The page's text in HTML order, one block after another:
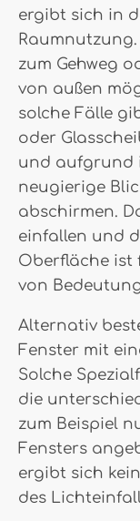
ergibt sich in
zum Gehweg
von außen
solche Fälle
oder
und aufgrund
neugierige
abschirmen.
einfallen und
Oberfläche ist
von
Alternativ
Fenster mit
Solche
die
zum Beispiel
Fensters
ergibt sich
des